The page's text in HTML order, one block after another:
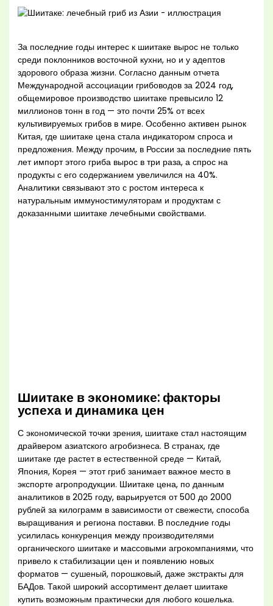
За последние годы интерес к шиитаке вырос не только
среди поклонников восточной кухни, но и у адептов
здорового образа жизни. Согласно данным отчета
Международной ассоциации грибоводов за 2024 год,
общемировое производство шиитаке превысило 12
миллионов тонн в год — это почти 25% от всех
культивируемых грибов в мире. Особенно активен рынок
Китая, где шиитаке цена стала индикатором спроса и
предложения. Между прочим, в России за последние пять
лет импорт этого гриба вырос в три раза, а спрос на
продукты с его содержанием увеличился на 40%.
Аналитики связывают это с ростом интереса к
натуральным иммуностимуляторам и продуктам с
доказанными шиитаке лечебными свойствами.
Шиитаке в экономике: факторы
успеха и динамика цен
С экономической точки зрения, шиитаке стал настоящим
драйвером азиатского агробизнеса. В странах, где
шиитаке где растет в естественной среде — Китай,
Япония, Корея — этот гриб занимает важное место в
экспорте агропродукции. Шиитаке цена, по данным
аналитиков в 2025 году, варьируется от 500 до 2000
рублей за килограмм в зависимости от свежести, способа
выращивания и региона поставки. В последние годы
усилилась конкуренция между производителями
органического шиитаке и массовыми агрокомпаниями, что
привело к стабилизации цен и появлению новых
форматов — сушеный, порошковый, даже экстракты для
БАДов. Такой широкий ассортимент делает шиитаке
купить возможным практически для любого кошелька.